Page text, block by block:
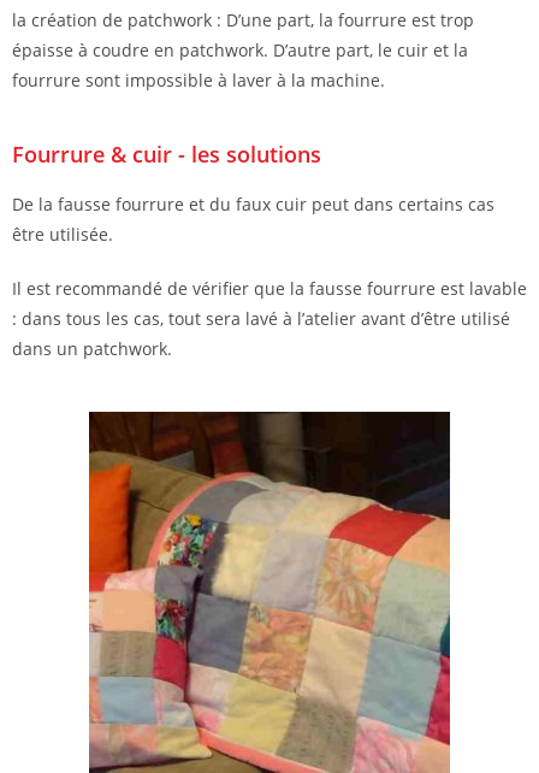
la création de patchwork : D’une part, la fourrure est trop
épaisse à coudre en patchwork. D’autre part, le cuir et la
fourrure sont impossible à laver à la machine.
Fourrure & cuir - les solutions
De la fausse fourrure et du faux cuir peut dans certains cas
être utilisée.
Il est recommandé de vérifier que la fausse fourrure est lavable
: dans tous les cas, tout sera lavé à l’atelier avant d’être utilisé
dans un patchwork.